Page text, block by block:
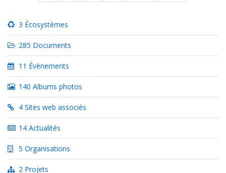
suivante page
3 Écosystèmes
285 Documents
11 Évènements
140 Albums photos
4 Sites web associés
14 Actualités
5 Organisations
2 Projets